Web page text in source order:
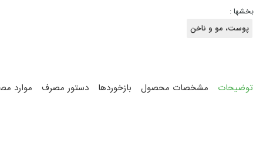
بخشها :
پوست، مو و ناخن
توضیحات مشخصات محصول بازخوردها دستور مصرف موارد